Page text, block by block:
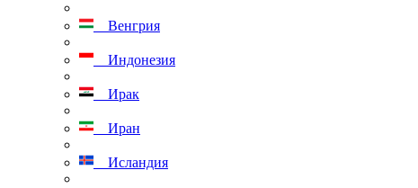
Венгрия
Индонезия
Ирак
Иран
Исландия